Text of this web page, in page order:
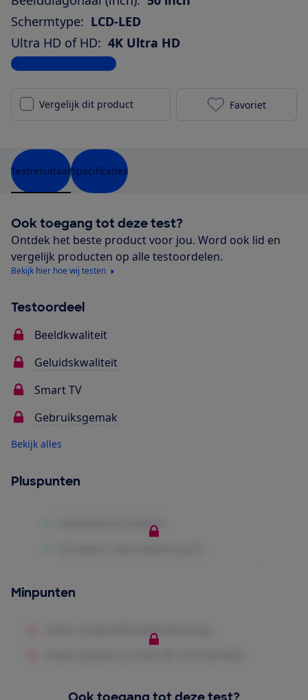
Schermtype: LCD-LED
Ultra HD of HD: 4K Ultra HD
Bekijk alle specificaties
Vergelijk dit product LG
Favoriet
TestresultaatSpecificaties
Ook toegang tot deze test?
Ontdek het beste product voor jou. Word ook lid en
vergelijk producten op alle testoordelen.
Bekijk hier hoe wij testen
Testoordeel
Beeldkwaliteit
Geluidskwaliteit
Smart TV
Gebruiksgemak
Bekijk alles
Pluspunten
Minpunten